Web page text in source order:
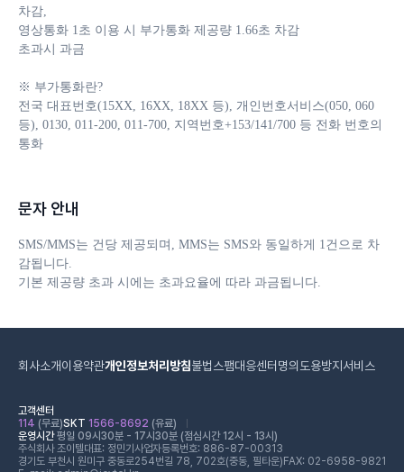
차감,
영상통화 1초 이용 시 부가통화 제공량 1.66초 차감
초과시 과금
※ 부가통화란?
전국 대표번호(15XX, 16XX, 18XX 등), 개인번호서비스(050, 060
등), 0130, 011-200, 011-700, 지역번호+153/141/700 등 전화 번호의
통화
문자 안내
SMS/MMS는 건당 제공되며, MMS는 SMS와 동일하게 1건으로 차
감됩니다.
기본 제공량 초과 시에는 초과요율에 따라 과금됩니다.
회사소개이용약관개인정보처리방침불법스팸대응센터 명의도용방지서비스
고객센터
114 (무료)SKT 1566-8692 (유료)
운영시간평일 09시30분 - 17시30분 (점심시간 12시 - 13시)
주식회사 조이텔대표: 정민기 사업자등록번호: 886-87-00313
경기도 부천시 원미구 중동로254번길 78, 702호(중동, 필타운) FAX: 02-6958-9821